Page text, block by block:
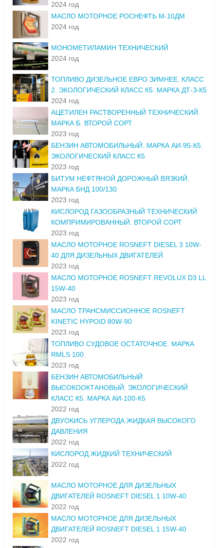
2024 год
МАСЛО МОТОРНОЕ РОСНЕФТЬ М-10ДМ
2024 год
МОНОМЕТИЛАМИН ТЕХНИЧЕСКИЙ
2024 год
ТОПЛИВО ДИЗЕЛЬНОЕ ЕВРО ЗИМНЕЕ. КЛАСС
2. ЭКОЛОГИЧЕСКИЙ КЛАСС К5. МАРКА ДТ-З-К5
2024 год
АЦЕТИЛЕН РАСТВОРЕННЫЙ ТЕХНИЧЕСКИЙ.
МАРКА Б. ВТОРОЙ СОРТ
2023 год
БЕНЗИН АВТОМОБИЛЬНЫЙ. МАРКА АИ-95-К5.
ЭКОЛОГИЧЕСКИЙ КЛАСС К5
2023 год
БИТУМ НЕФТЯНОЙ ДОРОЖНЫЙ ВЯЗКИЙ.
МАРКА БНД 100/130
2023 год
КИСЛОРОД ГАЗООБРАЗНЫЙ ТЕХНИЧЕСКИЙ
КОМПРИМИРОВАННЫЙ. ВТОРОЙ СОРТ
2023 год
МАСЛО МОТОРНОЕ ROSNEFT DIESEL 3 10W-
40 ДЛЯ ДИЗЕЛЬНЫХ ДВИГАТЕЛЕЙ
2023 год
МАСЛО МОТОРНОЕ ROSNEFT REVOLUX D3 LL
15W-40
2023 год
МАСЛО ТРАНСМИССИОННОЕ ROSNEFT
KINETIC HYPOID 80W-90
2023 год
ТОПЛИВО СУДОВОЕ ОСТАТОЧНОЕ. МАРКА
RMLS 100
2023 год
БЕНЗИН АВТОМОБИЛЬНЫЙ
ВЫСОКООКТАНОВЫЙ. ЭКОЛОГИЧЕСКИЙ
КЛАСС К5. МАРКА АИ-100-К5
2022 год
ДВУОКИСЬ УГЛЕРОДА ЖИДКАЯ ВЫСОКОГО
ДАВЛЕНИЯ
2022 год
КИСЛОРОД ЖИДКИЙ ТЕХНИЧЕСКИЙ
2022 год
МАСЛО МОТОРНОЕ ДЛЯ ДИЗЕЛЬНЫХ
ДВИГАТЕЛЕЙ ROSNEFT DIESEL 1 10W-40
2022 год
МАСЛО МОТОРНОЕ ДЛЯ ДИЗЕЛЬНЫХ
ДВИГАТЕЛЕЙ ROSNEFT DIESEL 1 15W-40
2022 год